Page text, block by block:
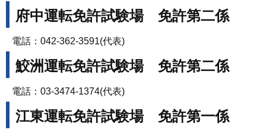
府中運転免許試験場 免許第二係
電話：042-362-3591(代表)
鮫洲運転免許試験場 免許第二係
電話：03-3474-1374(代表)
江東運転免許試験場 免許第一係